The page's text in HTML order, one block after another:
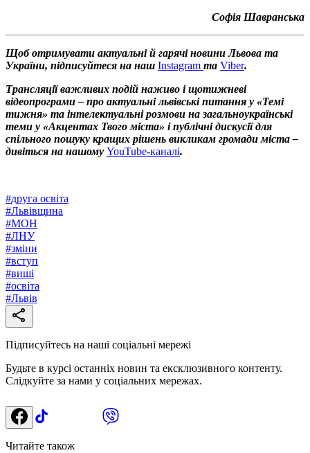
Софія Шавранська
Щоб отримувати актуальні й гарячі новини Львова та
України, підписуйтеся на наш Instagram та Viber.
Трансляції важливих подій наживо і щотижневі
відеопрограми – про актуальні львівські питання у «Темі
тижня» та інтелектуальні розмови на загальноукраїнські
теми у «Акцентах Твого міста» і публічні дискусії для
спільного пошуку кращих рішень викликам громади міста –
дивіться на нашому YouTube-каналі.
#друга освіта
#Львівщина
#МОН
#ЛНУ
#зміни
#вступ
#виші
#освіта
#Львів
Підписуйтесь на наші соціальні мережі
Будьте в курсі останніх новин та ексклюзивного контенту.
Слідкуйте за нами у соціальних мережах.
Читайте також